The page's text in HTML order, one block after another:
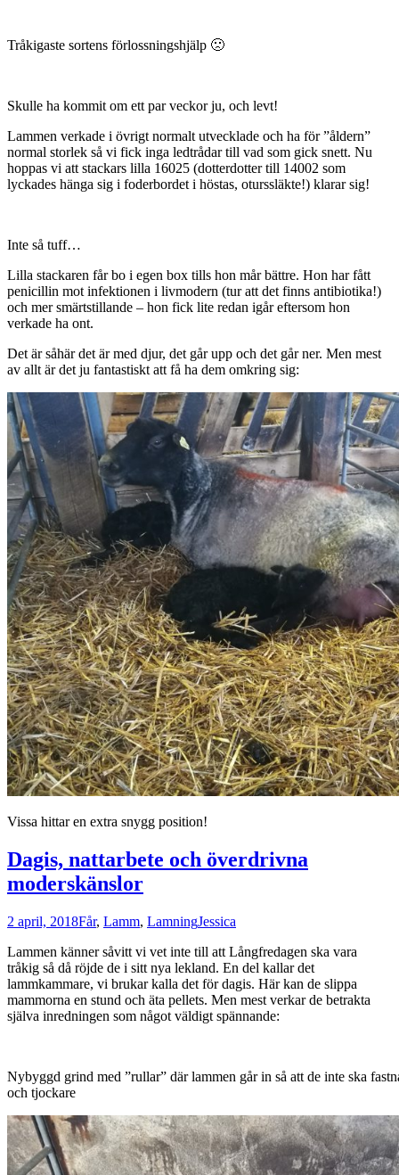
Tråkigaste sortens förlossningshjälp 🙁
Skulle ha kommit om ett par veckor ju, och levt!
Lammen verkade i övrigt normalt utvecklade och ha för ”åldern”
normal storlek så vi fick inga ledtrådar till vad som gick snett. Nu
hoppas vi att stackars lilla 16025 (dotterdotter till 14002 som
lyckades hänga sig i foderbordet i höstas, oturssläkte!) klarar sig!
Inte så tuff…
Lilla stackaren får bo i egen box tills hon mår bättre. Hon har fått
penicillin mot infektionen i livmodern (tur att det finns antibiotika!)
och mer smärtstillande – hon fick lite redan igår eftersom hon
verkade ha ont.
Det är såhär det är med djur, det går upp och det går ner. Men mest
av allt är det ju fantastiskt att få ha dem omkring sig:
Vissa hittar en extra snygg position!
Dagis, nattarbete och överdrivna
moderskänslor
2 april, 2018Får, Lamm, LamningJessica
Lammen känner såvitt vi vet inte till att Långfredagen ska vara
tråkig så då röjde de i sitt nya lekland. En del kallar det
lammkammare, vi brukar kalla det för dagis. Här kan de slippa
mammorna en stund och äta pellets. Men mest verkar de betrakta
själva inredningen som något väldigt spännande:
Nybyggd grind med ”rullar” där lammen går in så att de inte ska
och tjockare